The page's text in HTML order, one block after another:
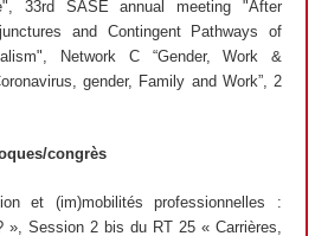
, 33rd SASE annual meeting "After
and Contingent Pathways of
Network C “Gender, Work &
gender, Family and Work”, 2
congrès
et (im)mobilités professionnelles :
», Session 2 bis du RT 25 « Carrières,